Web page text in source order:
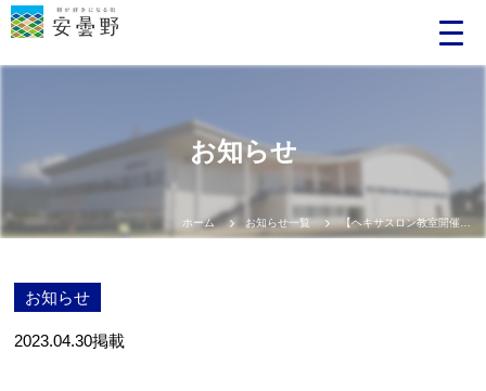
お知らせ
ホーム お知らせ一覧
お知らせ
2023.04.30掲載